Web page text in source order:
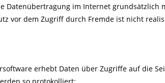
Datenübertragung im Internet grundsätzlich
vor dem Zugriff durch Fremde ist nicht
erhebt Daten über Zugriffe auf die